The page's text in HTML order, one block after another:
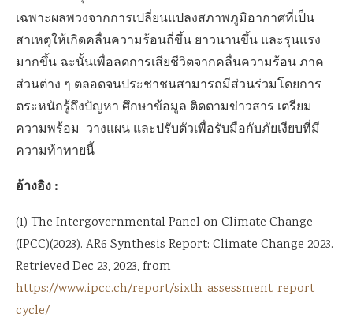
เฉพาะผลพวงจากการเปลี่ยนแปลงสภาพภูมิอากาศที่เป็น
สาเหตุให้เกิดคลื่นความร้อนถี่ขึ้น ยาวนานขึ้น และรุนแรง
มากขึ้น ฉะนั้นเพื่อลดการเสียชีวิตจากคลื่นความร้อน ภาค
ส่วนต่าง ๆ ตลอดจนประชาชนสามารถมีส่วนร่วมโดยการ
ตระหนักรู้ถึงปัญหา ศึกษาข้อมูล ติดตามข่าวสาร เตรียม
ความพร้อม วางแผน และปรับตัวเพื่อรับมือกับภัยเงียบที่มี
ความท้าทายนี้
อ้างอิง :
(1) The Intergovernmental Panel on Climate Change
(IPCC)(2023). AR6 Synthesis Report: Climate Change 2023.
Retrieved Dec 23, 2023, from
https://www.ipcc.ch/report/sixth-assessment-report-
cycle/